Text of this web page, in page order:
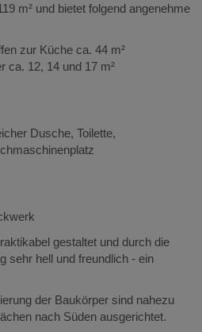
m² und bietet folgend angenehme
zur Küche ca. 44 m²
ca. 12, 14 und 17 m²
Dusche, Toilette,
gestaltet und durch die
sehr hell und freundlich - ein
der Baukörper sind nahezu
nach Süden ausgerichtet.